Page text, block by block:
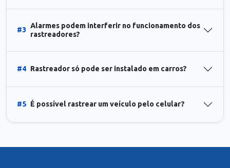
#3
Alarmes podem interferir no funcionamento dos
rastreadores?
#4 Rastreador só pode ser instalado em carros?
#5 É possível rastrear um veículo pelo celular?